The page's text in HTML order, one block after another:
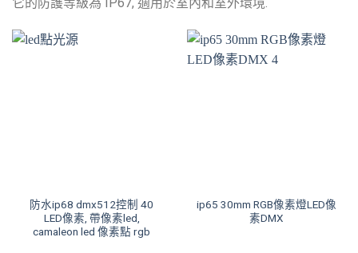
防水ip68 dmx512控制 40
LED像素, 帶像素led,
camaleon led 像素點 rgb
ip65 30mm RGB像素燈LED像
素DMX